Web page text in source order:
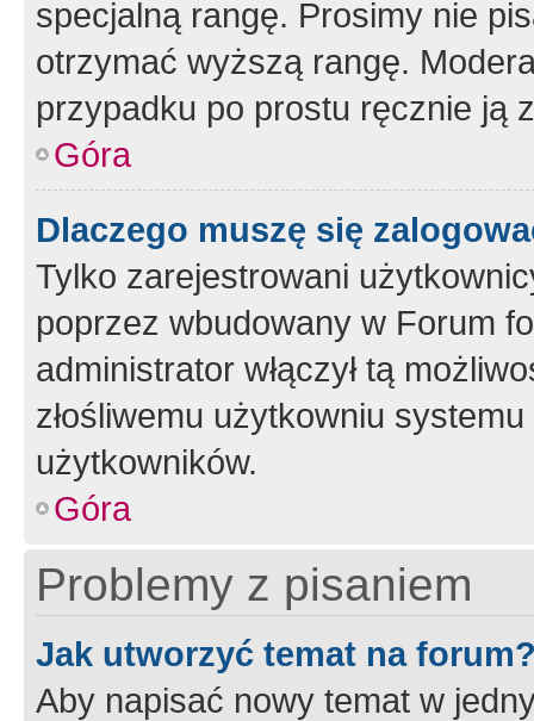
specjalną rangę. Prosimy nie
otrzymać wyższą rangę.
przypadku po prostu ręcznie ją
Góra
Dlaczego muszę się
Tylko zarejestrowani
poprzez wbudowany w Forum
administrator włączył tą
złośliwemu użytkowniu
użytkowników.
Góra
Problemy z pisaniem
Jak utworzyć temat na
Aby napisać nowy temat w